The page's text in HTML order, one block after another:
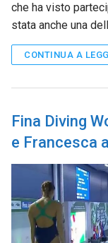
che ha visto
stata anche una
CONTINUA A
Fina Diving
e Francesca